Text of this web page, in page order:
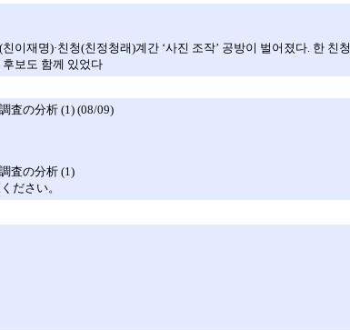
이재명)·친청(친정청래)계간 ‘사진 조작’ 공방이 벌어졌다. 한
보도 함께 있었다
査の分析 (1) (08/09)
査の分析 (1)
ださい。